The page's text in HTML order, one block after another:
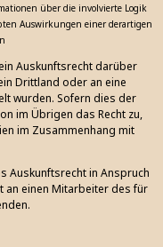
über die involvierte Logik
Auswirkungen einer derartigen
Auskunftsrecht darüber
Drittland oder an eine
wurden. Sofern dies der
im Übrigen das Recht zu,
im Zusammenhang mit
Auskunftsrecht in Anspruch
an einen Mitarbeiter des für